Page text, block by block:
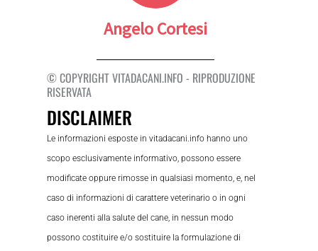
Angelo Cortesi
© COPYRIGHT VITADACANI.INFO - RIPRODUZIONE
RISERVATA
DISCLAIMER
Le informazioni esposte in vitadacani.info hanno uno
scopo esclusivamente informativo, possono essere
modificate oppure rimosse in qualsiasi momento, e, nel
caso di informazioni di carattere veterinario o in ogni
caso inerenti alla salute del cane, in nessun modo
possono costituire e/o sostituire la formulazione di